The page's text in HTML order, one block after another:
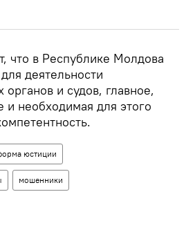
что в Республике Молдова
деятельности
и судов, главное,
необходимая для этого
юстиции
мошенники